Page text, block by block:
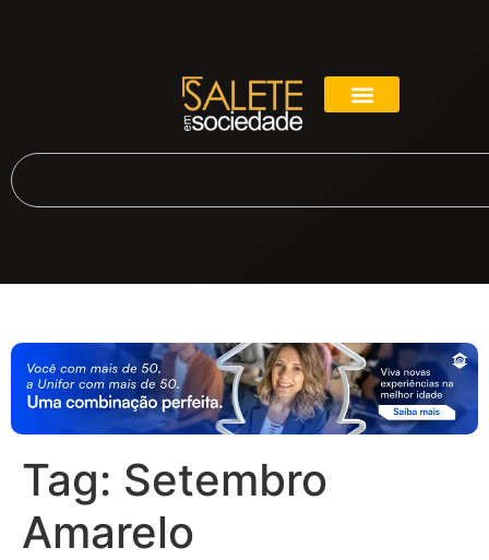
Tag: Setembro
Amarelo